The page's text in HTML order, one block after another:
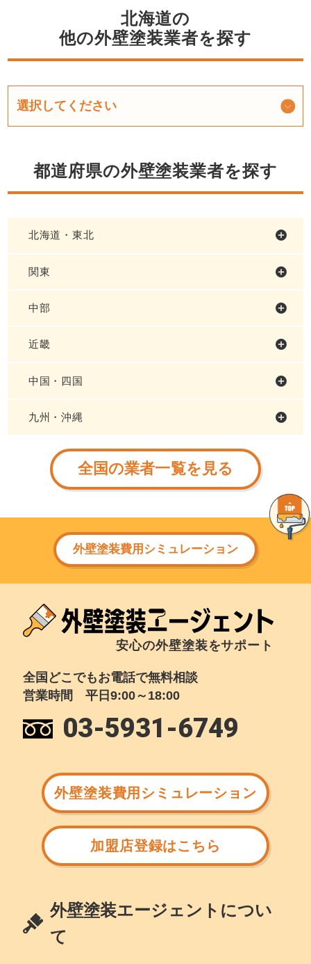
北海道の
他の外壁塗装業者を探す
都道府県の外壁塗装業者を探す
北海道・東北
関東
中部
近畿
中国・四国
九州・沖縄
全国の業者一覧を見る
外壁塗装費用シミュレーション
安心の外壁塗装をサポート
全国どこでもお電話で無料相談
営業時間 平日9:00～18:00
03-5931-6749
外壁塗装費用シミュレーション
加盟店登録はこちら
外壁塗装エージェントについ
て